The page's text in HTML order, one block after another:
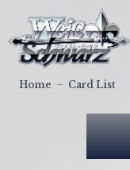
ァ
イ
Home Card List